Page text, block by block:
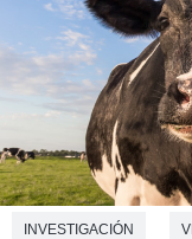
INVESTIGACIÓN